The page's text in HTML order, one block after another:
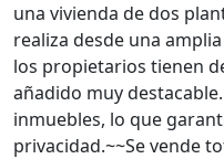
una vivienda de dos
realiza desde una
los propietarios tienen
añadido muy
inmuebles, lo que
privacidad.~~Se vende